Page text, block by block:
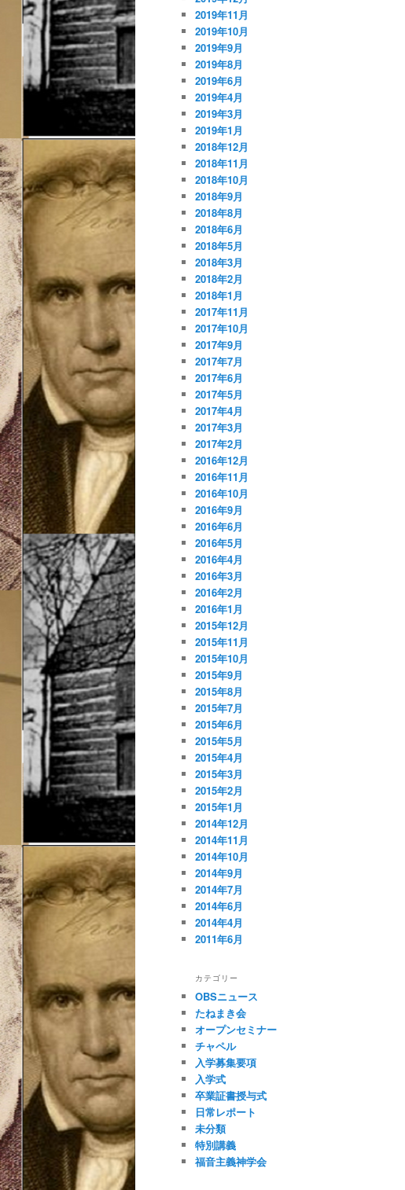
2019年11月
2019年10月
2019年9月
2019年8月
2019年6月
2019年4月
2019年3月
2019年1月
2018年12月
2018年11月
2018年10月
2018年9月
2018年8月
2018年6月
2018年5月
2018年3月
2018年2月
2018年1月
2017年11月
2017年10月
2017年9月
2017年7月
2017年6月
2017年5月
2017年4月
2017年3月
2017年2月
2016年12月
2016年11月
2016年10月
2016年9月
2016年6月
2016年5月
2016年4月
2016年3月
2016年2月
2016年1月
2015年12月
2015年11月
2015年10月
2015年9月
2015年8月
2015年7月
2015年6月
2015年5月
2015年4月
2015年3月
2015年2月
2015年1月
2014年12月
2014年11月
2014年10月
2014年9月
2014年7月
2014年6月
2014年4月
2011年6月
カテゴリー
OBSニュース
たねまき会
オープンセミナー
チャペル
入学募集要項
入学式
卒業証書授与式
日常レポート
未分類
特別講義
福音主義神学会